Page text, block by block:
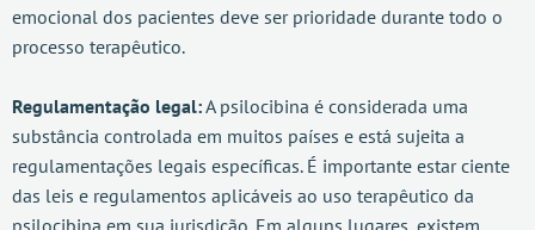
emocional dos pacientes deve ser prioridade durante todo o
processo terapêutico.
Regulamentação legal:A psilocibina é considerada uma
substância controlada em muitos países e está sujeita a
regulamentações legais específicas. É importante estar ciente
das leis e regulamentos aplicáveis ao uso terapêutico da
psilocibina em sua jurisdição. Em alguns lugares, existem